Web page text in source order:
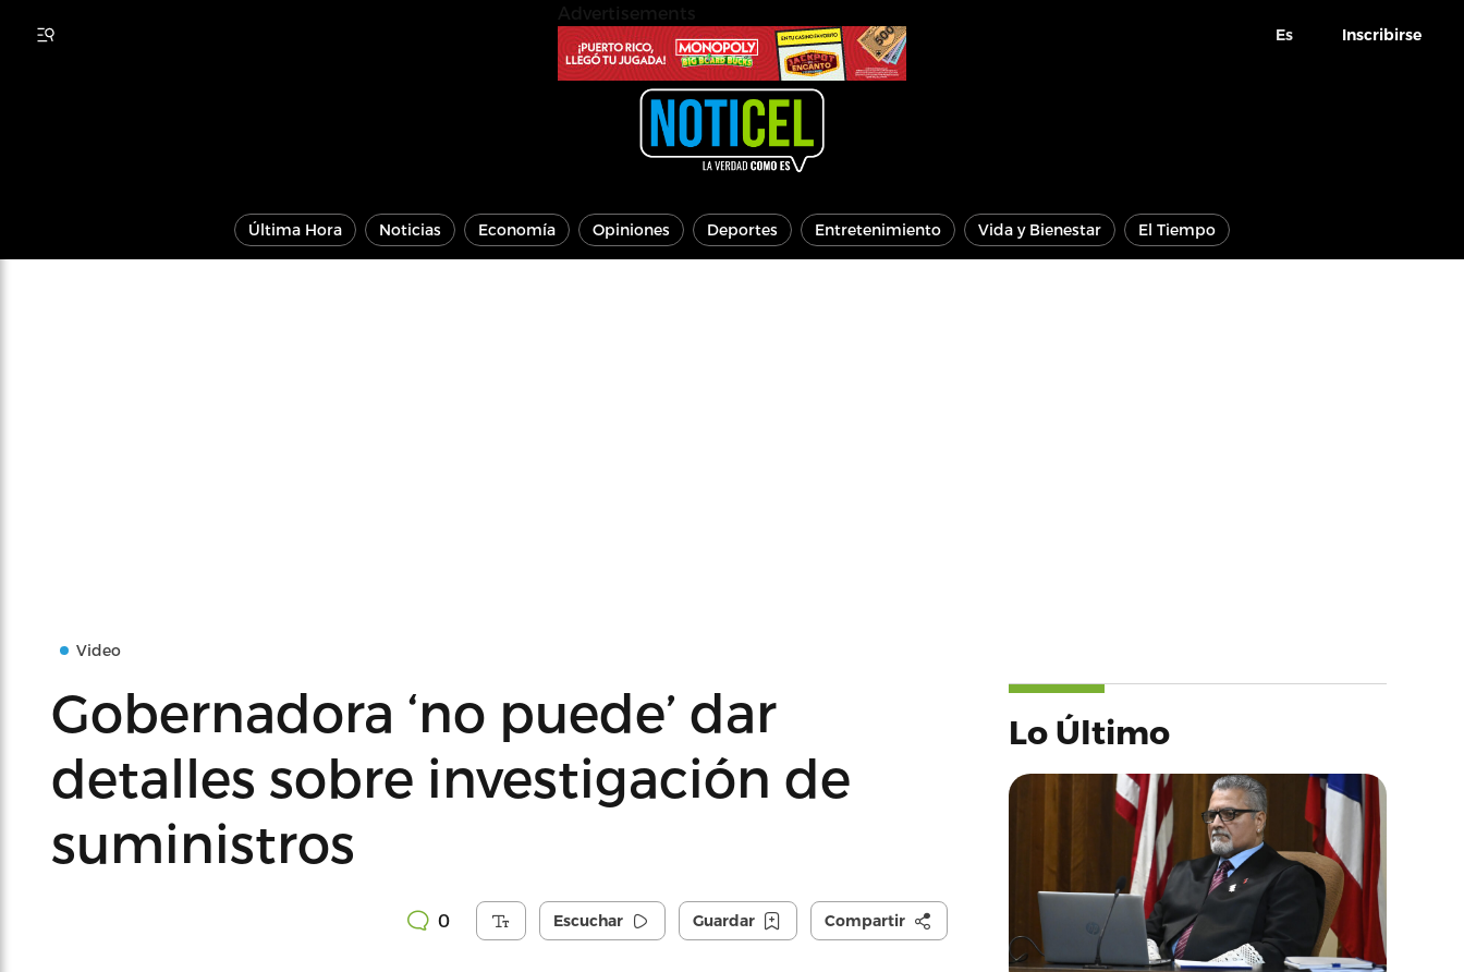
Es Inscribirse
Última Hora Noticias Economía Opiniones Deportes Entretenimiento Vida y Bienestar El Tiempo
Video
Gobernadora ‘no puede’ dar
detalles sobre investigación de
suministros
0 Escuchar Guardar Compartir
Lo Último